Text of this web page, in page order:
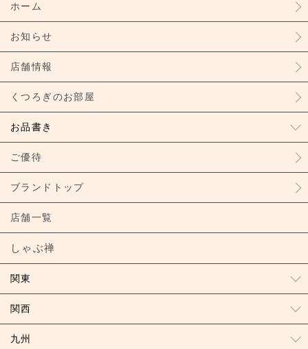
ホーム
お知らせ
店舗情報
くつろぎのお部屋
お品書き
ご優待
ブランドトップ
店舗一覧
しゃぶ禅
関東
関西
九州